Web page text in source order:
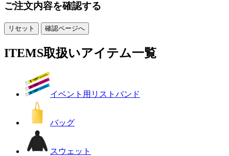
ご注文内容を確認する
ITEMS取扱いアイテム一覧
イベント用リストバンド
バッグ
スウェット